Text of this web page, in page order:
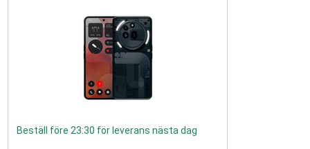
Beställ före 23:30 för leverans nästa dag